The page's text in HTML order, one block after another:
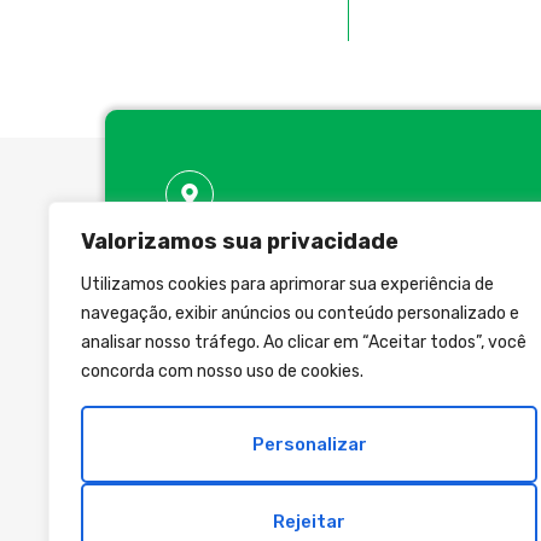
Valorizamos sua privacidade
Utilizamos cookies para aprimorar sua experiência de
navegação, exibir anúncios ou conteúdo personalizado e
analisar nosso tráfego. Ao clicar em “Aceitar todos”, você
concorda com nosso uso de cookies.
Personalizar
Rejeitar
Onde Estamos
R. Conselheiro Elias de Carvalho, 304
CEP 04373-000 - Vila Santa Catarina
São Paulo - SP